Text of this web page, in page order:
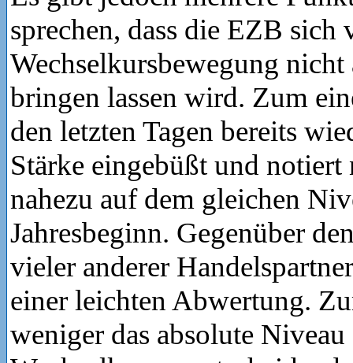
sprechen, dass die EZB sich
Wechselkursbewegung nicht
bringen lassen wird. Zum
den letzten Tagen bereits
Stärke eingebüßt und notiert
nahezu auf dem gleichen
Jahresbeginn. Gegenüber
vieler anderer
einer leichten Abwertung.
weniger das absolute Niveau